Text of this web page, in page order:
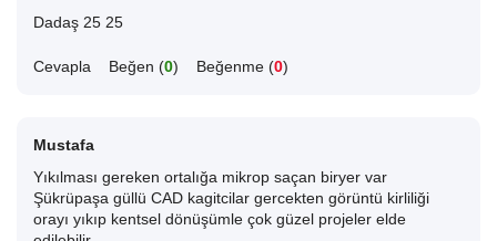
Dadaş 25 25
Cevapla Beğen (0) Beğenme (0)
Mustafa
Yıkılması gereken ortalığa mikrop saçan biryer var
Şükrüpaşa güllü CAD kagitcilar gercekten görüntü kirliliği
orayı yıkıp kentsel dönüşümle çok güzel projeler elde